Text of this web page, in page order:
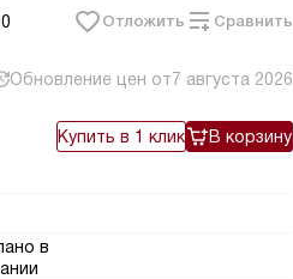
Отложить Сравнить
Обновление цен от7 августа 2026
Купить в 1 клик В корзину
в